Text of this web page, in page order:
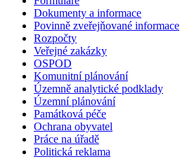
Dokumenty a informace
Povinně zveřejňované informace
Rozpočty
Veřejné zakázky
OSPOD
Komunitní plánování
Územně analytické podklady
Územní plánování
Památková péče
Ochrana obyvatel
Práce na úřadě
Politická reklama